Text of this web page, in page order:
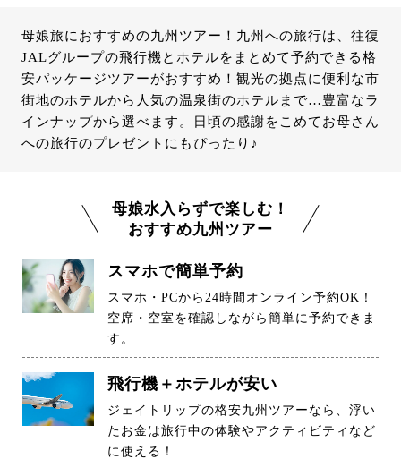
母娘旅におすすめの九州ツアー！九州への旅行は、往復
JALグループの飛行機とホテルをまとめて予約できる格
安パッケージツアーがおすすめ！観光の拠点に便利な市
街地のホテルから人気の温泉街のホテルまで…豊富なラ
インナップから選べます。日頃の感謝をこめてお母さん
への旅行のプレゼントにもぴったり♪
母娘水入らずで楽しむ！
おすすめ九州ツアー
スマホで簡単予約
スマホ・PCから24時間オンライン予約OK！
空席・空室を確認しながら簡単に予約できま
す。
飛行機＋ホテルが安い
ジェイトリップの格安九州ツアーなら、浮い
たお金は旅行中の体験やアクティビティなど
に使える！